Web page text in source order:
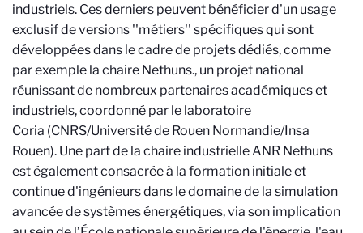
industriels. Ces derniers peuvent bénéficier d'un usage
exclusif de versions ''métiers'' spécifiques qui sont
développées dans le cadre de projets dédiés, comme
par exemple la chaire Nethuns., un projet national
réunissant de nombreux partenaires académiques et
industriels, coordonné par le laboratoire
Coria (CNRS/Université de Rouen Normandie/Insa
Rouen). Une part de la chaire industrielle ANR Nethuns
est également consacrée à la formation initiale et
continue d'ingénieurs dans le domaine de la simulation
avancée de systèmes énergétiques, via son implication